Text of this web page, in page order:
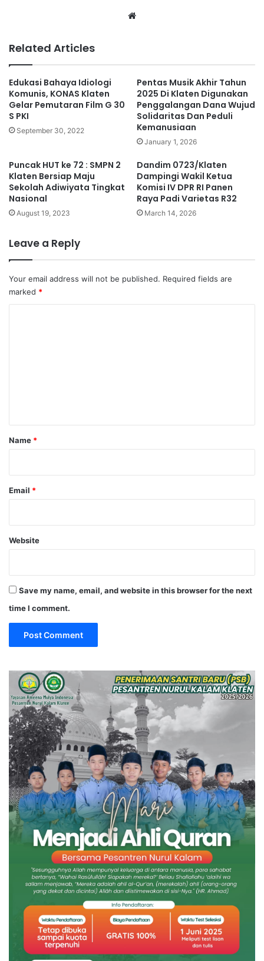
Related Articles
Edukasi Bahaya Idiologi
Komunis, KONAS Klaten
Gelar Pemutaran Film G 30
S PKI
September 30, 2022
Pentas Musik Akhir Tahun
2025 Di Klaten Digunakan
Penggalangan Dana Wujud
Solidaritas Dan Peduli
Kemanusiaan
January 1, 2026
Puncak HUT ke 72 : SMPN 2
Klaten Bersiap Maju
Sekolah Adiwiyata Tingkat
Nasional
August 19, 2023
Dandim 0723/Klaten
Dampingi Wakil Ketua
Komisi IV DPR RI Panen
Raya Padi Varietas R32
March 14, 2026
Leave a Reply
Your email address will not be published. Required fields are
marked *
Name *
Email *
Website
Save my name, email, and website in this browser for the next
time I comment.